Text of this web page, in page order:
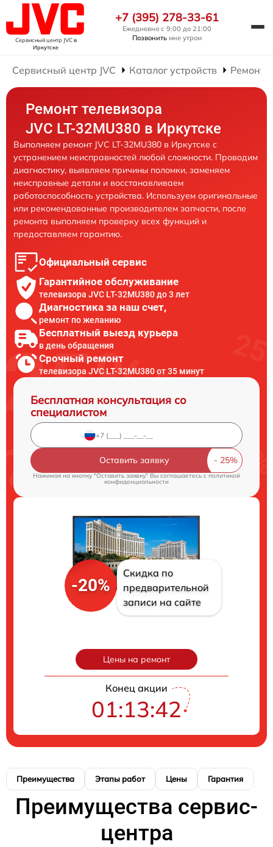
Сервисный центр JVCв
Иркутске
+7 (395) 278-33-61
Ежедневно с 9:00 до 21:00
Позвонить мне утром
Сервисный центр JVC Каталог устройств Ремонт
Ремонт телевизора
JVC LT-32MU380 в Иркутске
Выполняем ремонт JVC LT-32MU380 в Иркутске с
устранением неисправностей любой сложности. Проводим
диагностику, выявляем причины поломки, заменяем
неисправные детали и восстанавливаем
работоспособность устройства. Используем оригинальные
или рекомендованные производителем запчасти, после
ремонта выполняем проверку всех функций и
предоставляем гарантию.
Официальный сервис
Гарантийное обслуживание
телевизора JVC LT-32MU380 до 3 лет
Диагностика за наш счет,
ремонт по желанию
Бесплатный выезд курьера
в день обращения
Срочный ремонт
телевизора JVC LT-32MU380 от 35 минут
Бесплатная консультация со
специалистом
Оставить заявку
Нажимая на кнопку "Оставить заявку" Вы соглашаетесь cполитикой
конфиденциальности
-20%
Скидка по
предварительной
записи на сайте
Цены на ремонт
Конец акции
01:13:41
Преимущества Этапы работ Цены Гарантия
Преимущества сервис-
центра